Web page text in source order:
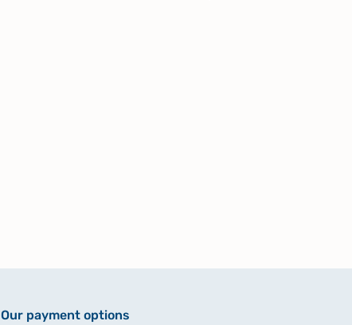
Our payment options